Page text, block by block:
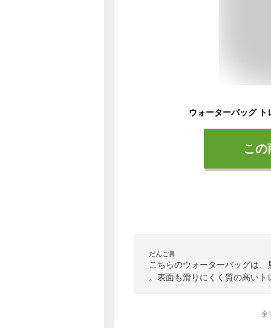
こ
だんご鼻
こちらのウォーターバッグは
。表面も滑りにくく質の高い
全